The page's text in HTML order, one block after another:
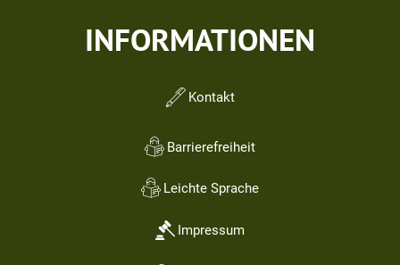
INFORMATIONEN
Kontakt
Barrierefreiheit
Leichte Sprache
Impressum